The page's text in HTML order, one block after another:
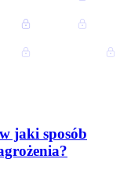
jaki sposób